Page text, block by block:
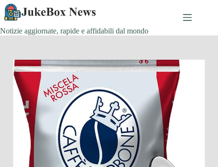
Salta
contenuto
Notizie aggiornate, rapide e affidabili dal mondo